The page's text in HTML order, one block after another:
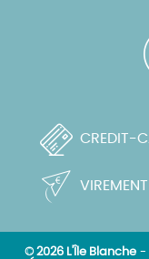
CREDIT-
VIREMENT
© 2026 L'Île Blanche -